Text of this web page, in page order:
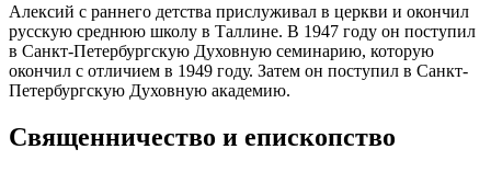
Алексий с раннего детства прислуживал в церкви и окончил
русскую среднюю школу в Таллине. В 1947 году он поступил
в Санкт-Петербургскую Духовную семинарию, которую
окончил с отличием в 1949 году. Затем он поступил в Санкт-
Петербургскую Духовную академию.
Священничество и епископство